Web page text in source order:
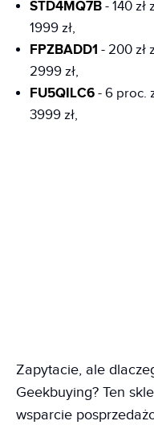
STD4MQ7B - 140
1999 zł,
FPZBADD1 - 200 zł
2999 zł,
FU5QILC6 - 6 proc.
3999 zł,
Zapytacie, ale
Geekbuying? Ten
wsparcie